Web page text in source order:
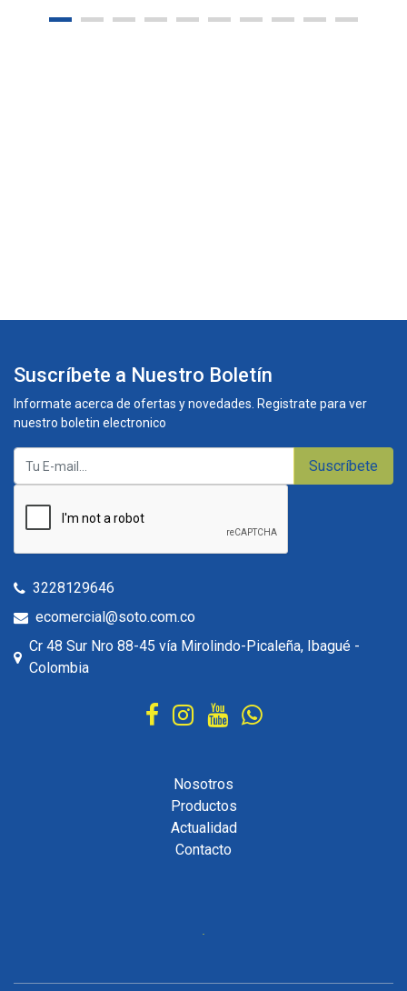
Suscríbete a Nuestro Boletín
Informate acerca de ofertas y novedades. Registrate para ver
nuestro boletin electronico
Suscríbete
3228129646
ecomercial@soto.com.co
Cr 48 Sur Nro 88-45 vía Mirolindo-Picaleña, Ibagué -
Colombia
Nosotros
Productos
Actualidad
Contacto